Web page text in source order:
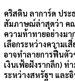
คริสติน ลาการ์ด ประ
สัมภาษณ์ล่าสุดว่า คณ
ความท้าทายอย่างมา
เลือกระหว่างความเ
อาจทำลายการฟื้นตัว
เงินเฟ้อฝังรากลึก) ท่
ระหว่างสหรัฐฯ และ